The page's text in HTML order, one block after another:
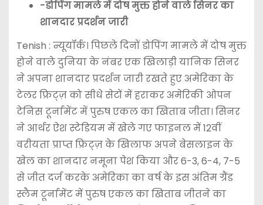
-डोपिंग मामले में दोष मुक्त होने वाले सिनर का
शानदार प्रदर्शन जारी
Tenish : न्यूयॉर्क। पिछले दिनों डोपिंग मामले में दोष मुक्त
होने वाले दुनिया के नंबर एक खिलाड़ी यानिक सिनर
ने अपना शानदार प्रदर्शन जारी रखते हुए अमेरिका के
टेलर फ्रिट्ज़ को सीधे सेटों में हराकर अमेरिकी ओपन
टेनिस टूर्नामेंट में पुरुष एकल का खिताब जीता। सिनर
ने आर्थर ऐश स्टेडियम में खेले गए फाइनल में 12वीं
वरीयता प्राप्त फ्रिट्ज़ के खिलाफ अपने बेसलाइन के
खेल का शानदार नमूना पेश किया और 6-3, 6-4, 7-5
से जीत दर्ज करके अमेरिका का वर्ष के इस अंतिम ग्रैंड
स्लैम टूर्नामेंट में पुरुष एकल का खिताब जीतने का